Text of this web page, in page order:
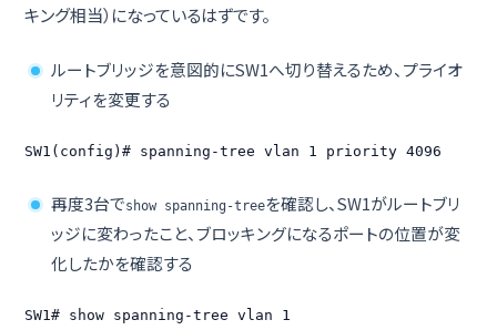
キング相当）になっているはずです。
ルートブリッジを意図的にSW1へ切り替えるため、プライオ
リティを変更する
SW1(config)# spanning-tree vlan 1 priority 4096
再度3台でshow spanning-treeを確認し、SW1がルートブリ
ッジに変わったこと、ブロッキングになるポートの位置が変
化したかを確認する
SW1# show spanning-tree vlan 1